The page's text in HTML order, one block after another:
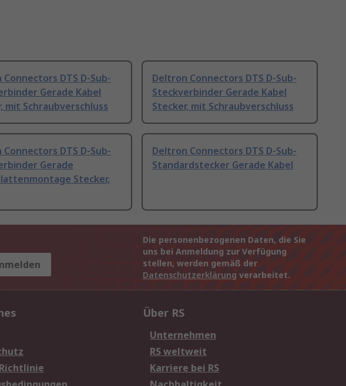
DTS D-Sub-
Gerade Kabel
mit Schraubverschluss
Deltron Connectors DTS D-Sub-
Steckverbinder Gerade Kabel
Stecker, mit Schraubverschluss
DTS D-Sub-
Gerade
Stecker,
Deltron Connectors DTS D-Sub-
Standardstecker Gerade Kabel
Die personenbezogenen Daten, die Sie
uns bei Anmeldung zur Verfügung
stellen, werden gemäß der
Datenschutzerklärung verarbeitet.
Über RS
Unternehmen
RS weltweit
Karriere bei RS